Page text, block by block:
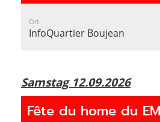
Ort
InfoQuartier Boujean
Samstag 12.09.2026
Fête du home du